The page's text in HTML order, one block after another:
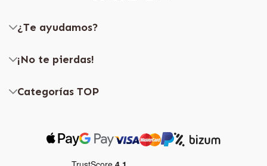
¿Te ayudamos?
¡No te pierdas!
Categorías TOP